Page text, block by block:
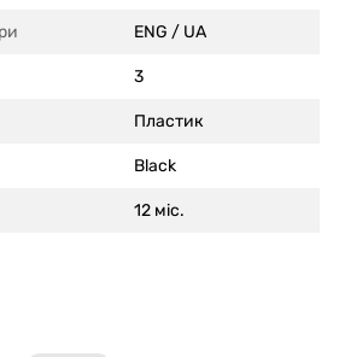
ENG / UA
3
Пластик
Black
12 міс.